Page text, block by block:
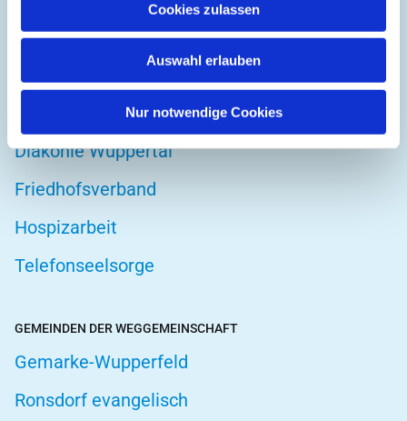
Cookies zulassen
Auswahl erlauben
Nur notwendige Cookies
Kirchenkreis Wuppertal
Altenwohnstätte
Diakonie Wuppertal
Friedhofsverband
Hospizarbeit
Telefonseelsorge
GEMEINDEN DER WEGGEMEINSCHAFT
Gemarke-Wupperfeld
Ronsdorf evangelisch